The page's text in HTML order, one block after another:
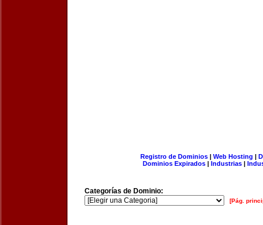
Registro de Dominios| Web Hosting |
Dominios Expirados | Industrias |
Categorías de Dominio:
[Pág.